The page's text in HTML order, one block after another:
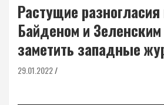
Растущие
Байденом и
заметить западные
29.01.2022